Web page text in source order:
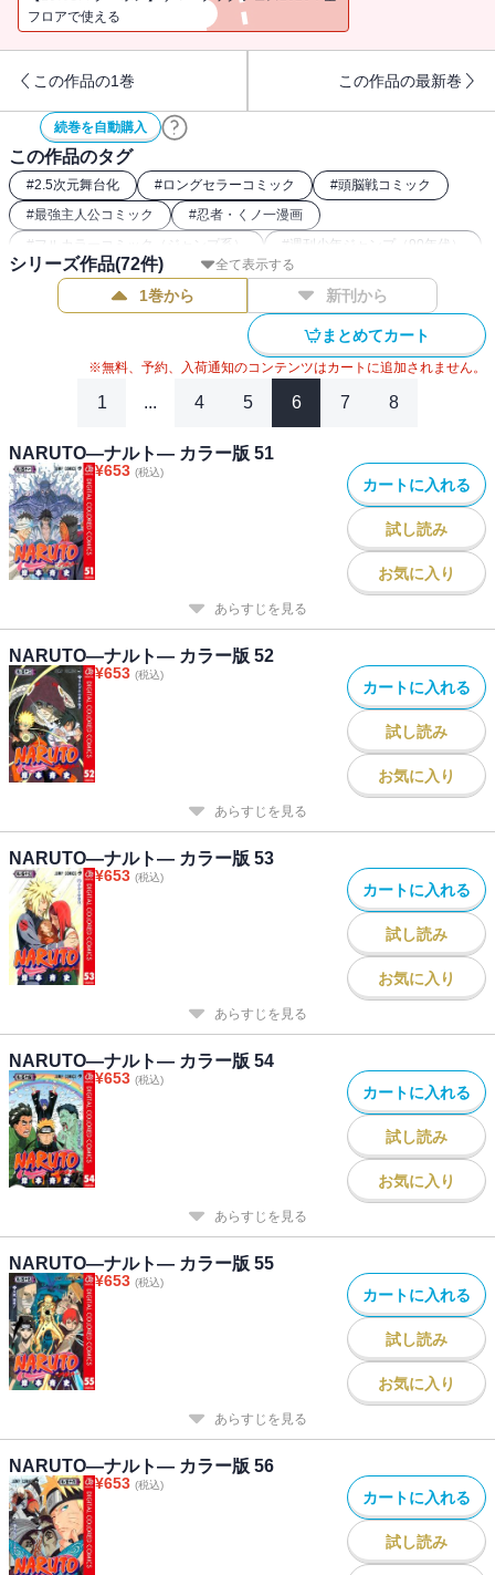
フロアで使える
この作品の1巻 この作品の最新巻
続巻を自動購入
この作品のタグ
#2.5次元舞台化 #ロングセラーコミック #頭脳戦コミック
#最強主人公コミック #忍者・くノ一漫画
# フルカラーコミック（ジャンプ系） #週刊少年ジャンプ（90年代）
#NARUTO関連作 #バトルコミック
週刊少年ジャンプ（00年代） 和風ファンタジー漫画
全て表示する
シリーズ作品(72件)
1巻から 新刊から
まとめてカート
※無料、予約、入荷通知のコンテンツはカートに追加されません。
1 ... 4 5 6 7 8
NARUTO―ナルト― カラー版 51
¥653 (税込)
カートに入れる
試し読み
お気に入り
あらすじを見る
NARUTO―ナルト― カラー版 52
¥653 (税込)
カートに入れる
試し読み
お気に入り
あらすじを見る
NARUTO―ナルト― カラー版 53
¥653 (税込)
カートに入れる
試し読み
お気に入り
あらすじを見る
NARUTO―ナルト― カラー版 54
¥653 (税込)
カートに入れる
試し読み
お気に入り
あらすじを見る
NARUTO―ナルト― カラー版 55
¥653 (税込)
カートに入れる
試し読み
お気に入り
あらすじを見る
NARUTO―ナルト― カラー版 56
¥653 (税込)
カートに入れる
試し読み